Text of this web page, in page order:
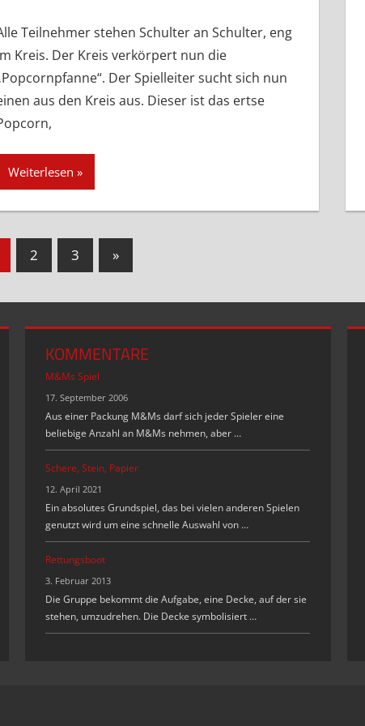
Teilnehmer stehen Schulter an Schulter, eng
Kreis. Der Kreis verkörpert nun die
Der Spielleiter sucht sich nun
aus den Kreis aus. Dieser ist das ertse
Weiterlesen
2 3
Nächste
Beiträge
»
KOMMENTARE
M&Ms Spiel
17. September 2006
Aus einer Packung M&Ms darf sich jeder Spieler eine
beliebige Anzahl an M&Ms nehmen, aber …
Schere, Stein, Papier
12. April 2021
Ein absolutes Grundspiel, das bei vielen anderen Spielen
genutzt wird um eine schnelle Auswahl von …
Rettungsboot
3. Februar 2013
Die Gruppe bekommt die Aufgabe, eine Decke, auf der sie
stehen, umzudrehen. Die Decke symbolisiert …